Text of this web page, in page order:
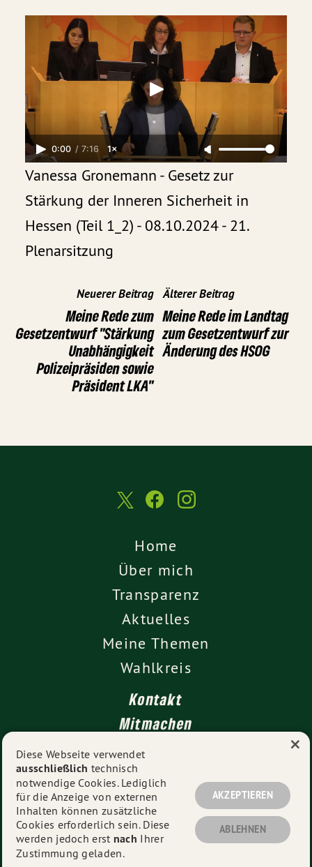
0:00 / 7:16 1×
Vanessa Gronemann - Gesetz zur
Stärkung der Inneren Sicherheit in
Hessen (Teil 1_2) - 08.10.2024 - 21.
Plenarsitzung
Neuerer Beitrag
Meine Rede zum
Gesetzentwurf "Stärkung
Unabhängigkeit
Polizeipräsiden sowie
Präsident LKA"
Älterer Beitrag
Meine Rede im Landtag
zum Gesetzentwurf zur
Änderung des HSOG
Home
Über mich
Transparenz
Aktuelles
Meine Themen
Wahlkreis
Kontakt
Mitmachen
Impressum
Datenschutz
© 2026Vanessa Gronemann MdL
- Alle Rechte
Diese Webseite verwendet
ausschließlich technisch
notwendige Cookies. Lediglich
für die Anzeige von externen
Inhalten können zusätzliche
Cookies erforderlich sein. Diese
werden jedoch erst nach Ihrer
Zustimmung geladen.
AKZEPTIEREN
ABLEHNEN
×